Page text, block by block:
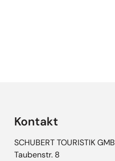
Kontakt
SCHUBERT TOURISTIK
Taubenstr. 8